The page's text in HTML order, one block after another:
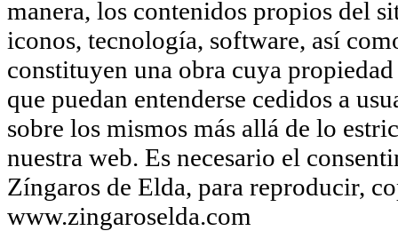
manera, los contenidos propios del
iconos, tecnología, software, así
constituyen una obra cuya
que puedan entenderse cedidos a
sobre los mismos más allá de lo
nuestra web. Es necesario el
Zíngaros de Elda, para reproducir,
www.zingaroselda.com